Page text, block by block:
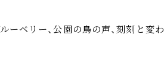
ーベリー、公園の鳥の声、刻刻と変わ